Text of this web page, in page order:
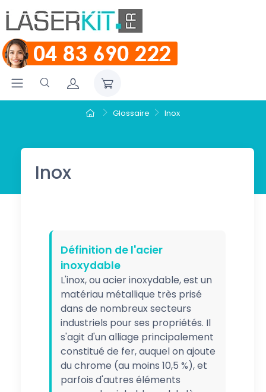
Glossaire Inox
Inox
Définition de l'acier
inoxydable
L'inox, ou acier inoxydable, est un
matériau métallique très prisé
dans de nombreux secteurs
industriels pour ses propriétés. Il
s'agit d'un alliage principalement
constitué de fer, auquel on ajoute
du chrome (au moins 10,5 %), et
parfois d'autres éléments